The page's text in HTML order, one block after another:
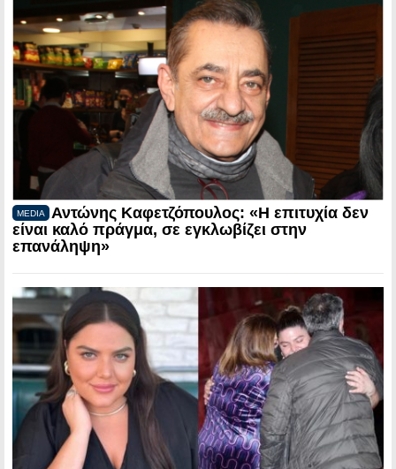
MEDIA
Αντώνης Καφετζόπουλος: «Η επιτυχία δεν
είναι καλό πράγμα, σε εγκλωβίζει στην
επανάληψη»